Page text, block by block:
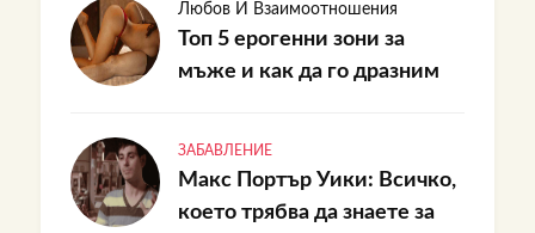
Любов И Взаимоотношения
Топ 5 ерогенни зони за
мъже и как да го дразним
ЗАБАВЛЕНИЕ
Макс Портър Уики: Всичко,
което трябва да знаете за